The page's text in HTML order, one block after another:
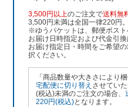
3,500円以上のご注文で送料無
3,500円未満は全国一律220円。
※ゆうパケットは、郵便ポスト
お届け日時指定および代金引換
お届け指定日・時間をご希望
択ください。
「商品数量や大きさにより
宅配便に切り替え させてい
(税込)未満のご注文の場合、
220円(税込)となります。